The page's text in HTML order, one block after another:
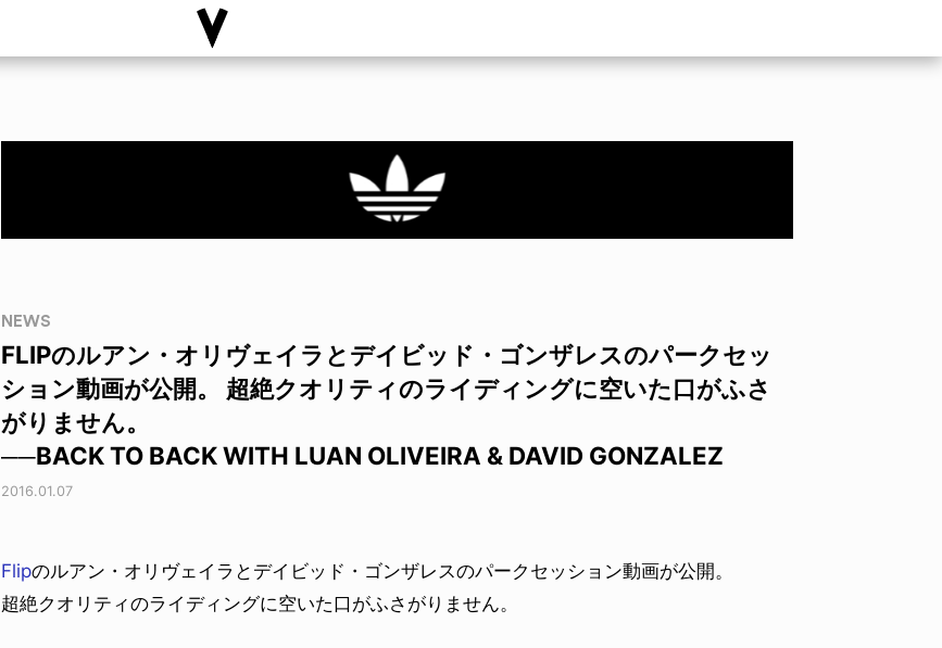
NEWS
FLIPのルアン・オリヴェイラとデイビッド・ゴンザレスのパークセッ
ション動画が公開。 超絶クオリティのライディングに空いた口がふさ
がりません。
──BACK TO BACK WITH LUAN OLIVEIRA & DAVID GONZALEZ
2016.01.07
Flipのルアン・オリヴェイラとデイビッド・ゴンザレスのパークセッション動画が公開。
超絶クオリティのライディングに空いた口がふさがりません。